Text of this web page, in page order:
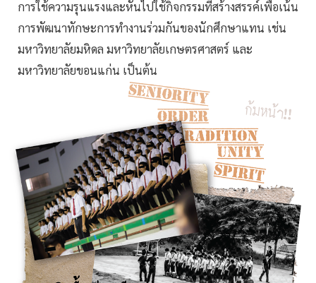
การใช้ความรุนแรงและหันไปใช้กิจกรรมที่สร้างสรรค์เพื่อเน้น
การพัฒนาทักษะการทำงานร่วมกันของนักศึกษาแทน เช่น
มหาวิทยาลัยมหิดล มหาวิทยาลัยเกษตรศาสตร์ และ
มหาวิทยาลัยขอนแก่น เป็นต้น